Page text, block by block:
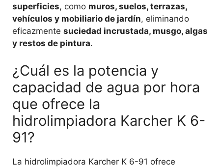
superficies, como muros, suelos, terrazas,
vehículos y mobiliario de jardín, eliminando
eficazmente suciedad incrustada, musgo, algas
y restos de pintura.
¿Cuál es la potencia y
capacidad de agua por hora
que ofrece la
hidrolimpiadora Karcher K 6-
91?
La hidrolimpiadora Karcher K 6-91 ofrece